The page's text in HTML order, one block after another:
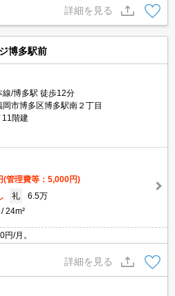
詳細を見る
博多駅前
線/博多駅 徒歩12分
岡市博多区博多駅南２丁目
11階建
(管理費等：5,000円)
礼
6.5万
24m²
/月。
詳細を見る